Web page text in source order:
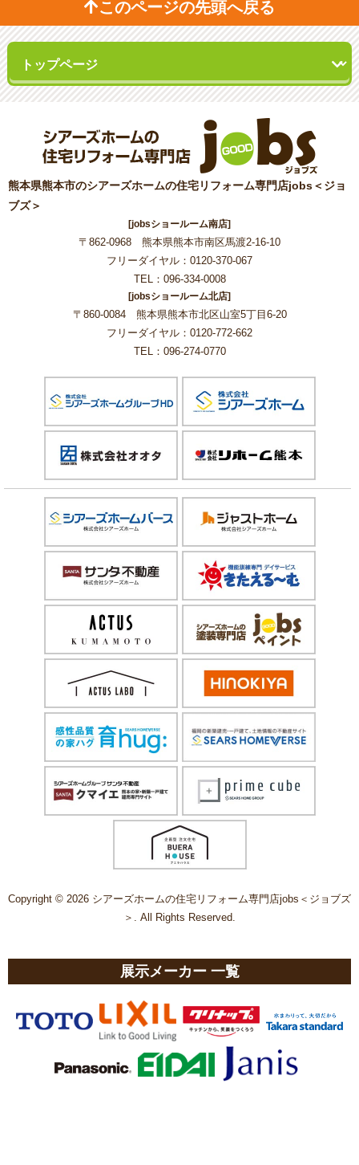
このページの先頭へ戻る
熊本県熊本市のシアーズホームの住宅リフォーム専門店jobs＜ジョ
ブズ＞
[jobsショールーム南店]
〒862-0968 熊本県熊本市南区馬渡2-16-10
フリーダイヤル：0120-370-067
TEL：096-334-0008
[jobsショールーム北店]
〒860-0084 熊本県熊本市北区山室5丁目6-20
フリーダイヤル：0120-772-662
TEL：096-274-0770
Copyright © 2026 シアーズホームの住宅リフォーム専門店jobs＜ジョブズ
＞. All Rights Reserved.
展示メーカー 一覧